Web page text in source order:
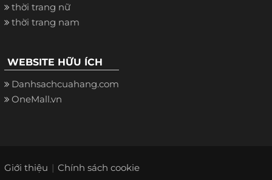
thời trang nữ
thời trang nam
WEBSITE HỮU ÍCH
Danhsachcuahang.com
OneMall.vn
Giới thiệu Chính sách cookie